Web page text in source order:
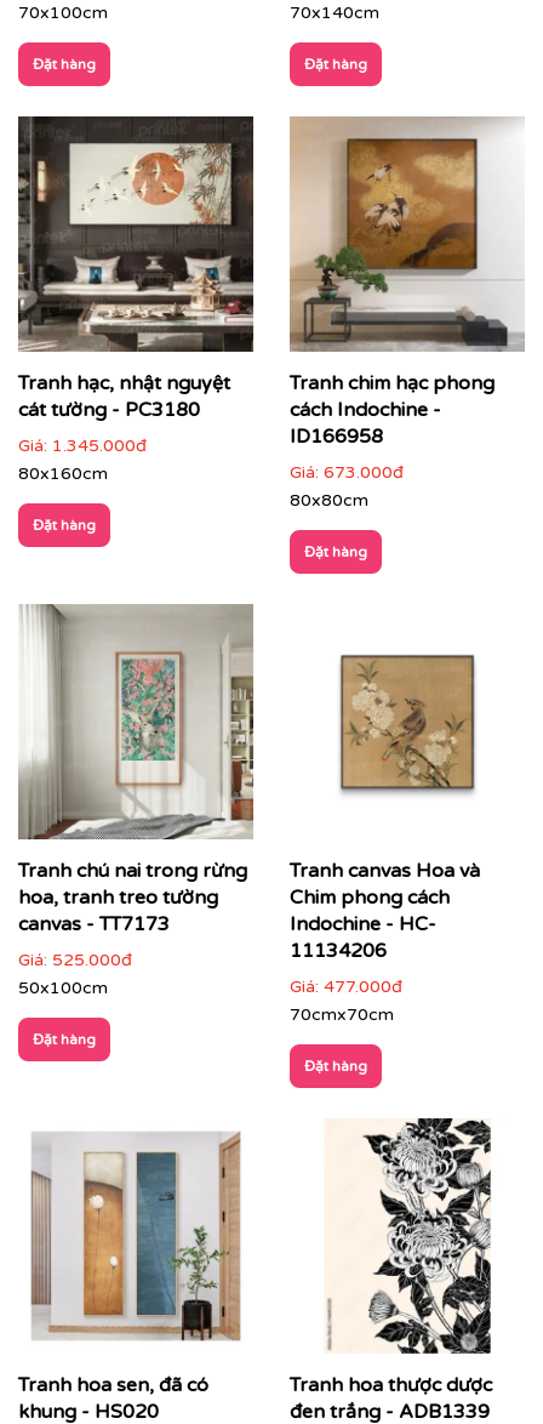
✔ Phòng ngủ: nhẹ nhàng, thư thái, giúp không gian
nghỉ ngơi thêm tinh tế.
Phòng thiền, phòng trà, phòng Yoga
trung, cân bằng cảm xúc.
70x100cm
Đặt hàng
70x140cm
Đặt hàng
Tranh hạc, nhật nguyệt
cát tường - PC3180
Giá: 1.345.000đ
80x160cm
Đặt hàng
Tranh chim hạc phong
cách Indochine -
ID166958
Giá: 673.000đ
80x80cm
Đặt hàng
Tranh chú nai trong rừng
hoa, tranh treo tường
canvas - TT7173
Giá: 525.000đ
50x100cm
Đặt hàng
Tranh canvas Hoa và
Chim phong cách
Indochine - HC-
11134206
Giá: 477.000đ
70cmx70cm
Đặt hàng
Tranh hoa sen, đã có
khung - HS020
Tranh hoa thược dược
đen trắng - ADB1339